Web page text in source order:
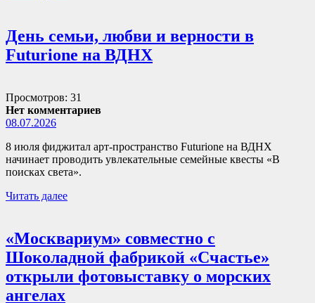
День семьи, любви и верности в
Futurione на ВДНХ
Просмотров: 31
Нет комментариев
08.07.2026
8 июля фиджитал арт-пространство Futurione на ВДНХ
начинает проводить увлекательные семейные квесты «В
поисках света».
Читать далее
«Москвариум» совместно с
Шоколадной фабрикой «Счастье»
открыли фотовыставку о морских
ангелах